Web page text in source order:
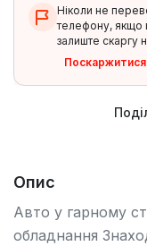
Ніколи не
телефону, якщо
залиште скаргу
Поскаржитися
Опис
Авто у гарному
обладнання